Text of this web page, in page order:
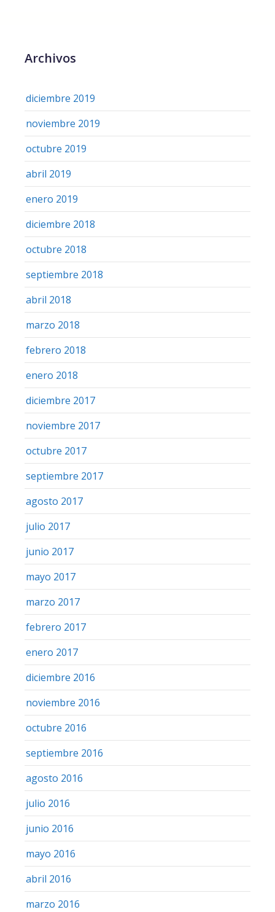
Archivos
diciembre 2019
noviembre 2019
octubre 2019
abril 2019
enero 2019
diciembre 2018
octubre 2018
septiembre 2018
abril 2018
marzo 2018
febrero 2018
enero 2018
diciembre 2017
noviembre 2017
octubre 2017
septiembre 2017
agosto 2017
julio 2017
junio 2017
mayo 2017
marzo 2017
febrero 2017
enero 2017
diciembre 2016
noviembre 2016
octubre 2016
septiembre 2016
agosto 2016
julio 2016
junio 2016
mayo 2016
abril 2016
marzo 2016